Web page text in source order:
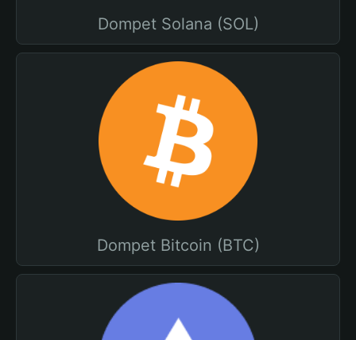
Dompet Solana (SOL)
Dompet Bitcoin (BTC)